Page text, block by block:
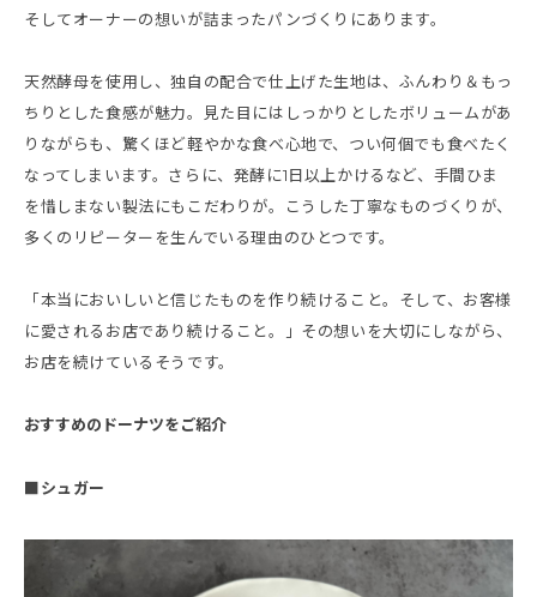
そしてオーナーの想いが詰まったパンづくりにあります。
天然酵母を使用し、独自の配合で仕上げた生地は、ふんわり＆もっ
ちりとした食感が魅力。見た目にはしっかりとしたボリュームがあ
りながらも、驚くほど軽やかな食べ心地で、つい何個でも食べたく
なってしまいます。さらに、発酵に1日以上かけるなど、手間ひま
を惜しまない製法にもこだわりが。こうした丁寧なものづくりが、
多くのリピーターを生んでいる理由のひとつです。
「本当においしいと信じたものを作り続けること。そして、お客様
に愛されるお店であり続けること。」その想いを大切にしながら、
お店を続けているそうです。
おすすめのドーナツをご紹介
■シュガー